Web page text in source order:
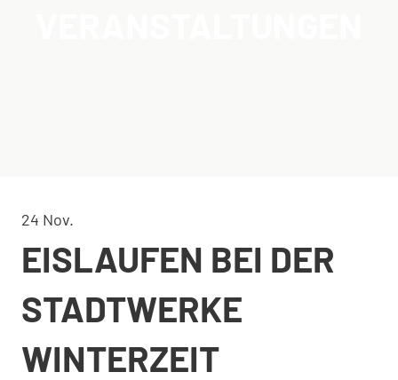
24 Nov.
EISLAUFEN BEI DER
STADTWERKE
WINTERZEIT